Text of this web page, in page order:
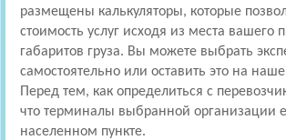
размещены калькуляторы, которые
стоимость услуг исходя из места вашего
габаритов груза. Вы можете выбрать
самостоятельно или оставить это на
Перед тем, как определиться с
что терминалы выбранной организации
населенном пункте.